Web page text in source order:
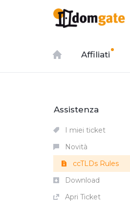
Affiliati
Assistenza
I miei ticket
Novità
ccTLDs Rules
Download
Apri Ticket